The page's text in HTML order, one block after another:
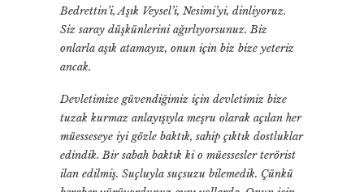
Bedrettin’i, Aşık Veysel’i, Nesimi’yi, dinliyoruz.
Siz saray düşkünlerini ağırlıyorsunuz. Biz
onlarla aşık atamayız, onun için biz bize yeteriz
ancak.
Devletimize güvendiğimiz için devletimiz bize
tuzak kurmaz anlayışıyla meşru olarak açılan her
müesseseye iyi gözle baktık, sahip çıktık dostluklar
edindik. Bir sabah baktık ki o müessesler terörist
ilan edilmiş. Suçluyla suçsuzu bilemedik. Çünkü